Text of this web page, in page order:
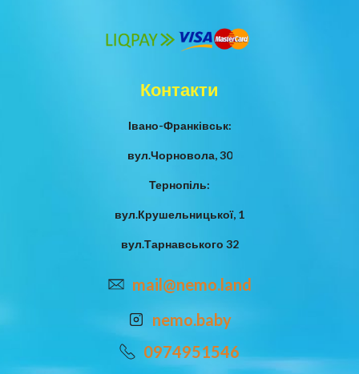
Контакти
Івано-Франківськ:
вул.Чорновола, 30
Тернопіль:
вул.Крушельницької, 1
вул.Тарнавського 32
mail@nemo.land
nemo.baby
0974951546